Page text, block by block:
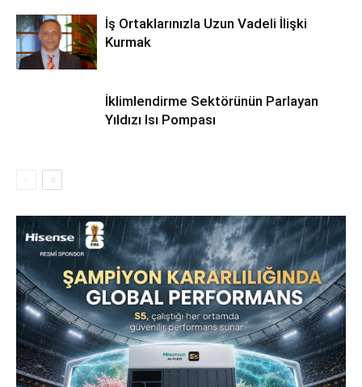
İş Ortaklarınızla Uzun Vadeli İlişki
Kurmak
İklimlendirme Sektörünün Parlayan
Yıldızı Isı Pompası